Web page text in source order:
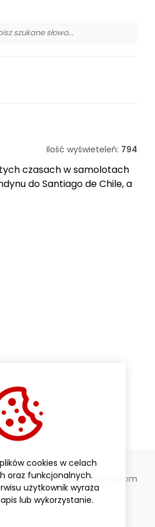
e
z
w
Ilość wyświeteleń: 794
czasach w samolotach
do Santiago de Chile, a
© 2026 Made by Wankom
cookies w celach
oraz funkcjonalnych.
użytkownik wyraża
lub wykorzystanie.